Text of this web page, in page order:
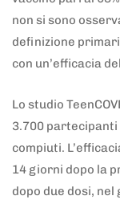
non si sono
definizione
con un’efficacia
Lo studio
3.700 partecipanti
compiuti.
14 giorni dopo la
dopo due dosi,